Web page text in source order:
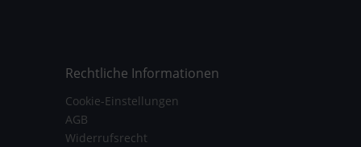
Rechtliche Informationen
Cookie-Einstellungen
AGB
Widerrufsrecht